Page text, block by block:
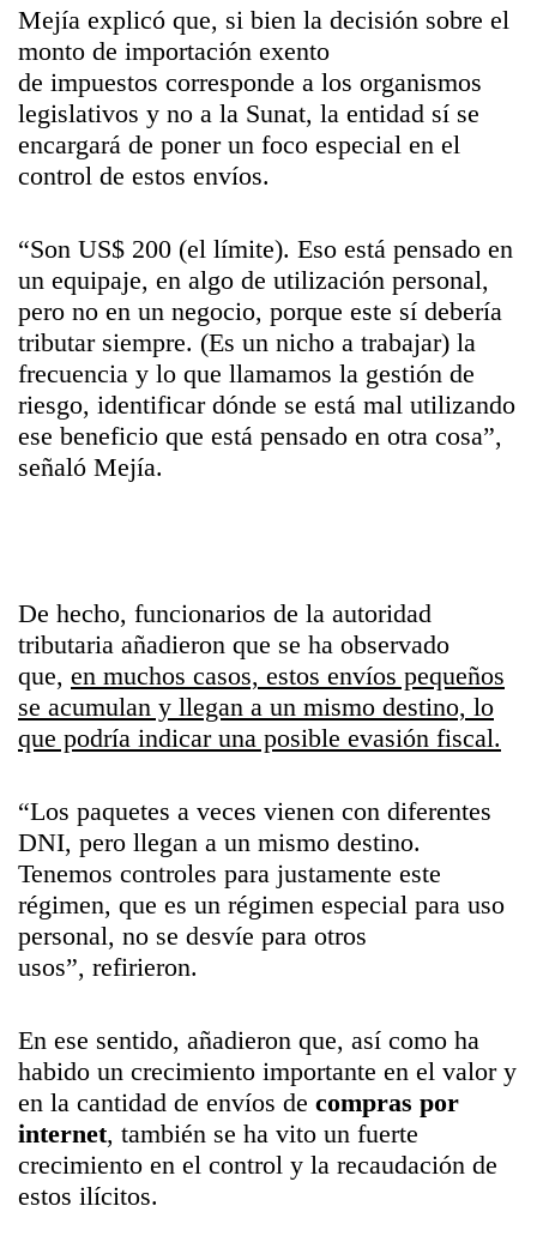
Mejía explicó que, si bien la decisión sobre el
monto de importación exento
de impuestos corresponde a los organismos
legislativos y no a la Sunat, la entidad sí se
encargará de poner un foco especial en el
control de estos envíos.
“Son US$ 200 (el límite). Eso está pensado en
un equipaje, en algo de utilización personal,
pero no en un negocio, porque este sí debería
tributar siempre. (Es un nicho a trabajar) la
frecuencia y lo que llamamos la gestión de
riesgo, identificar dónde se está mal utilizando
ese beneficio que está pensado en otra cosa”,
señaló Mejía.
De hecho, funcionarios de la autoridad
tributaria añadieron que se ha observado
que, en muchos casos, estos envíos pequeños
se acumulan y llegan a un mismo destino, lo
que podría indicar una posible evasión fiscal.
“Los paquetes a veces vienen con diferentes
DNI, pero llegan a un mismo destino.
Tenemos controles para justamente este
régimen, que es un régimen especial para uso
personal, no se desvíe para otros
usos”, refirieron.
En ese sentido, añadieron que, así como ha
habido un crecimiento importante en el valor y
en la cantidad de envíos de compras por
internet, también se ha vito un fuerte
crecimiento en el control y la recaudación de
estos ilícitos.